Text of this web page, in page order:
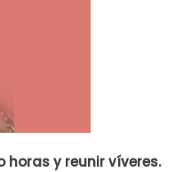
horas y reunir víveres.